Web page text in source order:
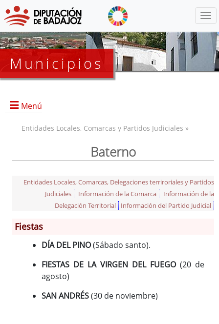
Municipios
Menú
Información General
Historia
Monumentos
Entidades Locales, Comarcas y Partidos Judiciales »
Baterno
Entidades Locales, Comarcas, Delegaciones terriroriales y Partidos
Judiciales
Información de la Comarca
Información de la
Delegación Territorial
Información del Partido Judicial
Fiestas
DÍA DEL PINO(Sábado santo).
FIESTAS DE LA VIRGEN DEL FUEGO(20 de
agosto)
SAN ANDRÉS(30 de noviembre)